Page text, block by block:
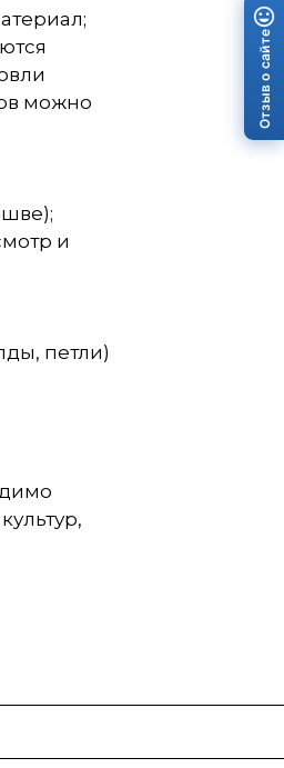
можно
и
петли)
Отзыв о сайте